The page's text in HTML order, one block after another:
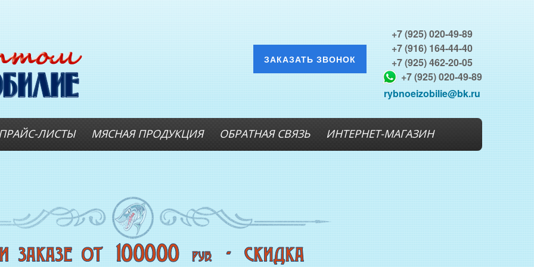
+7 (925) 020-49-89
+7 (916) 164-44-40
+7 (925) 462-20-05
+7 (925) 020-49-89
rybnoeizobilie@bk.ru
ЗАКАЗАТЬ ЗВОНОК
ЛИСТЫ
КОНСЕРВЫ
цены на РЫБНЫЕ СТЕЙКИ
цены на
СВЕЖЕЗАМОРОЖЕННУЮ РЫБУ
МЯСНАЯ ПРОДУКЦИЯ ОБРАТНАЯ СВЯЗЬ ИНТЕРНЕТ-МАГАЗИН